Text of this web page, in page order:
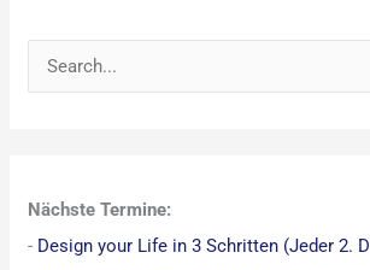
e
n
Nächste Termine:
- Design your Life in 3 Schritten (Jeder 2.